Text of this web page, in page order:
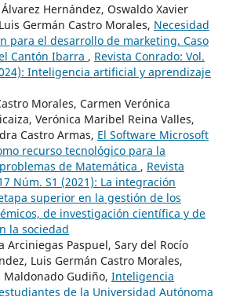
Hernández, Oswaldo Xavier
Germán Castro Morales, Necesidad
para el desarrollo de marketing. Caso
Cantón Ibarra , Revista Conrado: Vol.
Inteligencia artificial y aprendizaje
Morales, Carmen Verónica
Verónica Maribel Reina Valles,
Castro Armas, El Software Microsoft
recurso tecnológico para la
de Matemática , Revista
Núm. S1 (2021): La integración
superior en la gestión de los
de investigación científica y de
la sociedad
Arciniegas Paspuel, Sary del Rocío
Luis Germán Castro Morales,
Maldonado Gudiño, Inteligencia
de la Universidad Autónoma